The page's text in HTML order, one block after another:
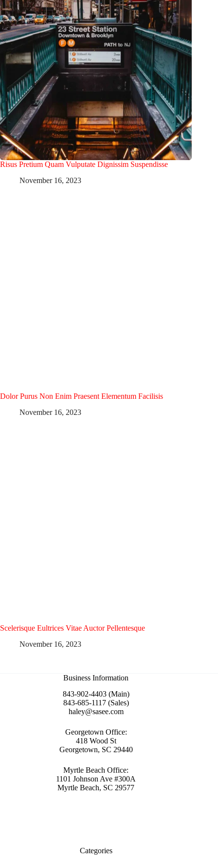
Risus Pretium Quam Vulputate Dignissim Suspendisse
November 16, 2023
Dolor Purus Non Enim Praesent Elementum Facilisis
November 16, 2023
Scelerisque Eultrices Vitae Auctor Pellentesque
November 16, 2023
Business Information
843-902-4403 (Main)
843-685-1117 (Sales)
haley@sasee.com
Georgetown Office:
418 Wood St
Georgetown, SC 29440
Myrtle Beach Office:
1101 Johnson Ave #300A
Myrtle Beach, SC 29577
Categories